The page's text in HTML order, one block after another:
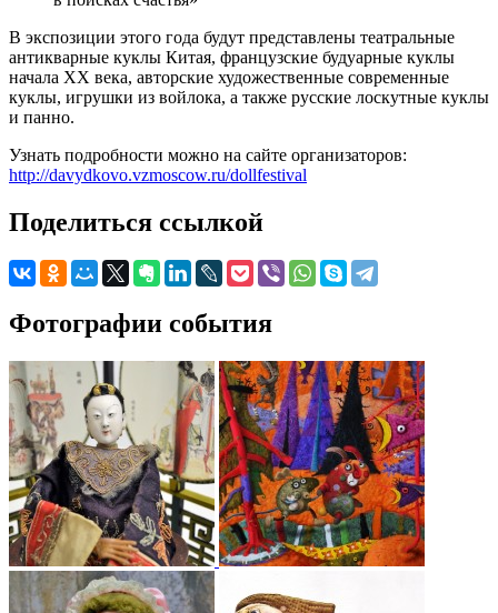
В экспозиции этого года будут представлены театральные
антикварные куклы Китая, французские будуарные куклы
начала XX века, авторские художественные современные
куклы, игрушки из войлока, а также русские лоскутные куклы
и панно.
Узнать подробности можно на сайте организаторов:
http://davydkovo.vzmoscow.ru/dollfestival
Поделиться ссылкой
Фотографии события